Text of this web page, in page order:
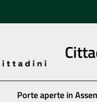
Porte aperte in